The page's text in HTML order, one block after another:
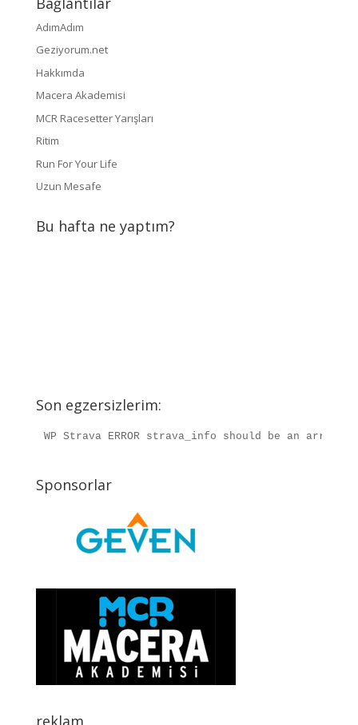
AdımAdım
Geziyorum.net
Hakkımda
Macera Akademisi
MCR Racesetter Yarışları
Ritim
Run For Your Life
Uzun Mesafe
Bu hafta ne yaptım?
Son egzersizlerim:
WP Strava ERROR strava_info should be an
Sponsorlar
reklam